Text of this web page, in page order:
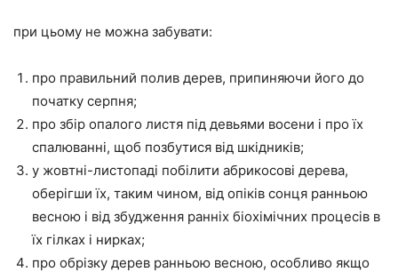
при цьому не можна забувати:
про правильний полив дерев, припиняючи його до
початку серпня;
про збір опалого листя під девьями восени і про їх
спалюванні, щоб позбутися від шкідників;
у жовтні-листопаді побілити абрикосові дерева,
оберігши їх, таким чином, від опіків сонця ранньою
весною і від збудження ранніх біохімічних процесів в
їх гілках і нирках;
про обрізку дерев ранньою весною, особливо якщо